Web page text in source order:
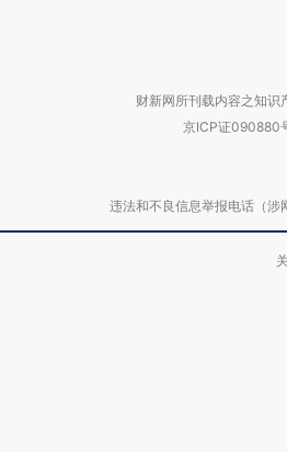
财新网所刊载内容之知识
京ICP证090880
违法和不良信息举报电话（